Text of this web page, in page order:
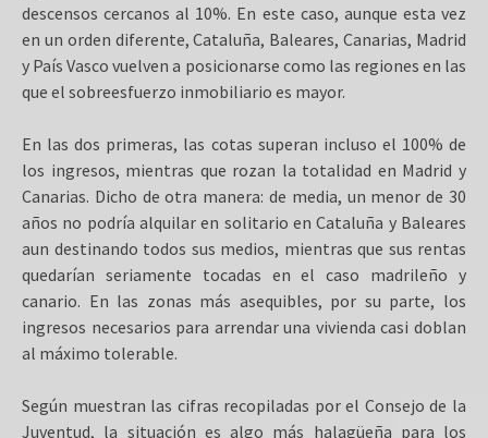
descensos cercanos al 10%. En este caso, aunque esta vez
en un orden diferente, Cataluña, Baleares, Canarias, Madrid
y País Vasco vuelven a posicionarse como las regiones en las
que el sobreesfuerzo inmobiliario es mayor.
En las dos primeras, las cotas superan incluso el 100% de
los ingresos, mientras que rozan la totalidad en Madrid y
Canarias. Dicho de otra manera: de media, un menor de 30
años no podría alquilar en solitario en Cataluña y Baleares
aun destinando todos sus medios, mientras que sus rentas
quedarían seriamente tocadas en el caso madrileño y
canario. En las zonas más asequibles, por su parte, los
ingresos necesarios para arrendar una vivienda casi doblan
al máximo tolerable.
Según muestran las cifras recopiladas por el Consejo de la
Juventud, la situación es algo más halagüeña para los